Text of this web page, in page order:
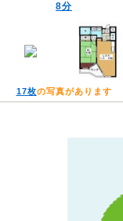
8分
17枚の写真があります